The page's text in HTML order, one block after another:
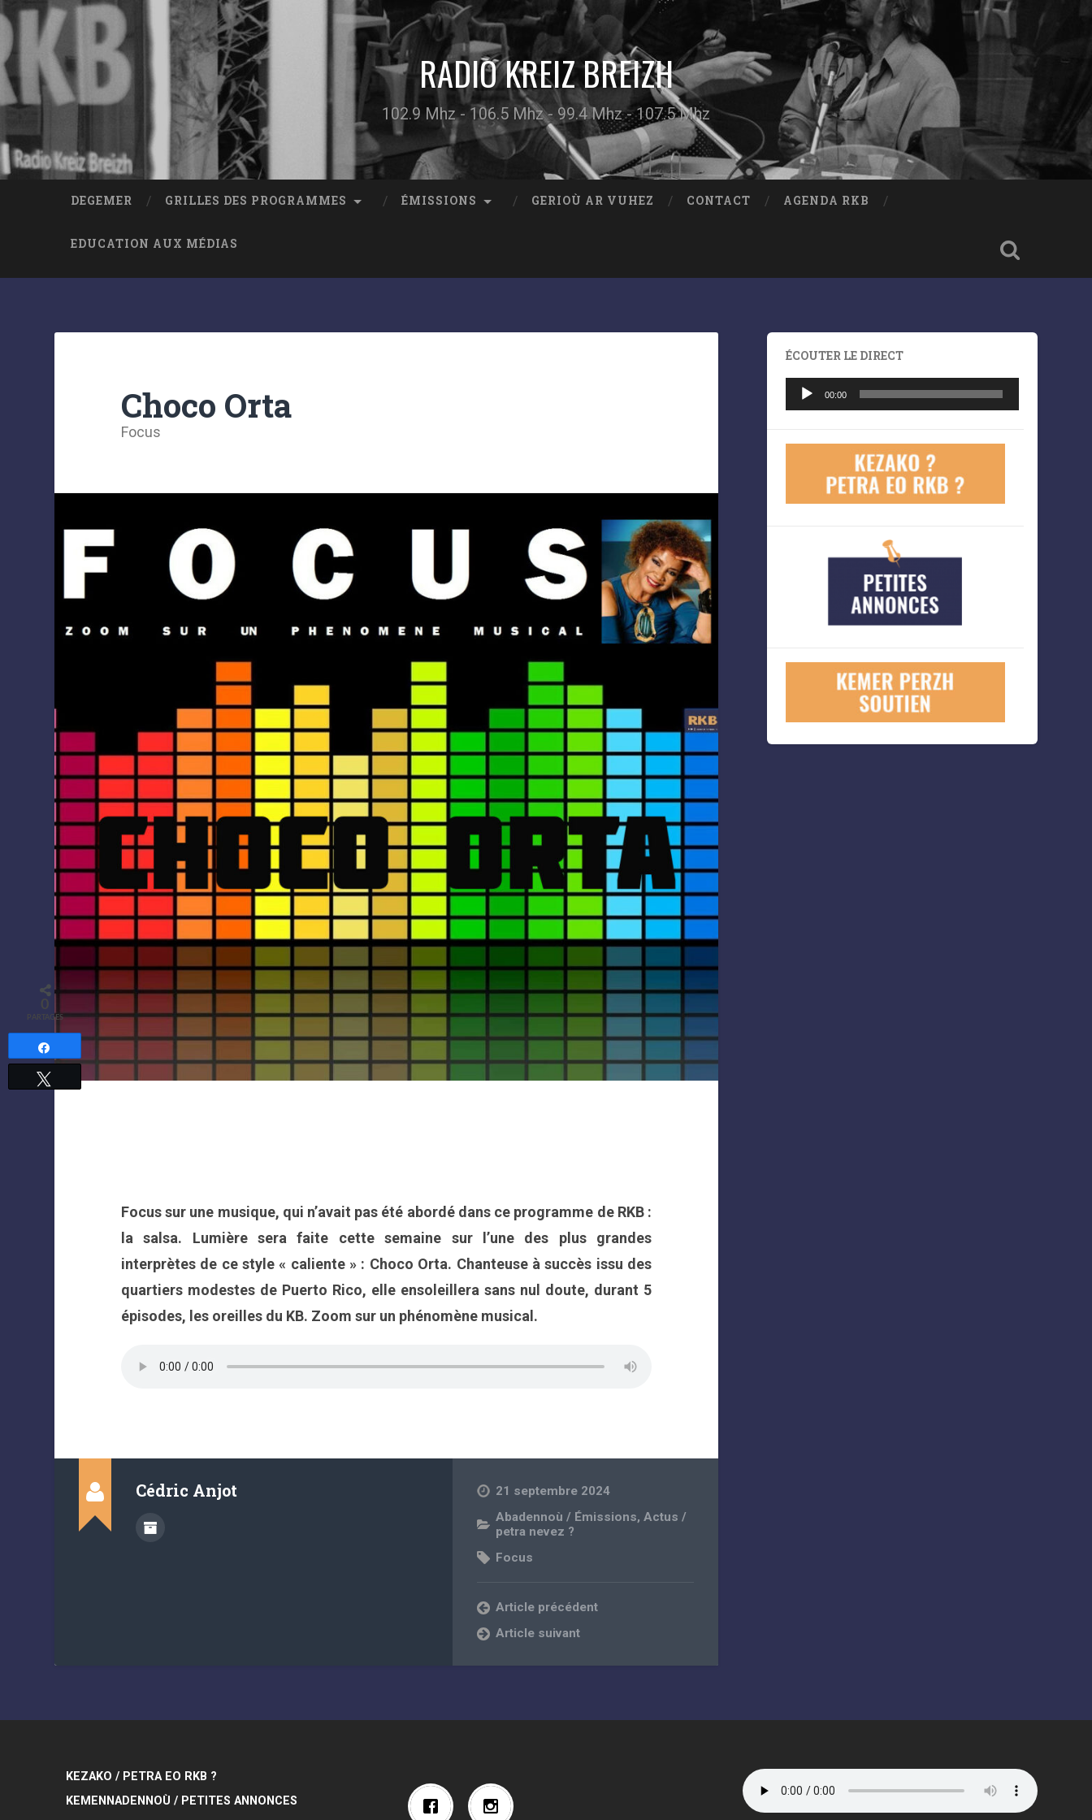
RADIO KREIZ BREIZH
102.9 Mhz - 106.5 Mhz - 99.4 Mhz - 107.5 Mhz
DEGEMER GRILLES DES PROGRAMMES ÉMISSIONS GERIOÙ AR VUHEZ CONTACT AGENDA RKB
EDUCATION AUX MÉDIAS
Choco Orta
Focus
Focus sur une musique, qui n’avait pas été abordé dans ce programme de RKB :
la salsa. Lumière sera faite cette semaine sur l’une des plus grandes
interprètes de ce style « caliente » : Choco Orta. Chanteuse à succès issu des
quartiers modestes de Puerto Rico, elle ensoleillera sans nul doute, durant 5
épisodes, les oreilles du KB. Zoom sur un phénomène musical.
Cédric Anjot
21 septembre 2024
Abadennoù / Émissions,Actus /
petra nevez ?
Focus
Article précédent
Article suivant
ÉCOUTER LE DIRECT
Lecteur
audio
00:00
KEZAKO / PETRA EO RKB ?
KEMENNADENNOÙ / PETITES ANNONCES
PARTAGES